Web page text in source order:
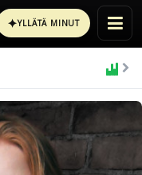
✦YLLÄTÄ MINUT